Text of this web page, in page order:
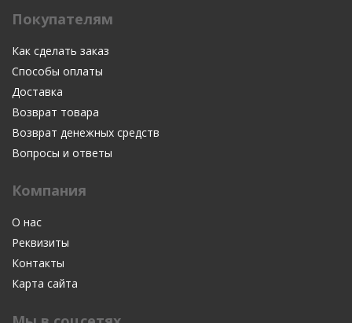
Покупателям
Как сделать заказ
Способы оплаты
Доставка
Возврат товара
Возврат денежных средств
Вопросы и ответы
Компания
О нас
Реквизиты
Контакты
Карта сайта